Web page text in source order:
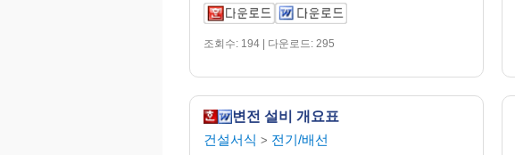
조회수: 194 | 다운로드: 295
변전 설비 개요표
건설서식 > 전기/배선